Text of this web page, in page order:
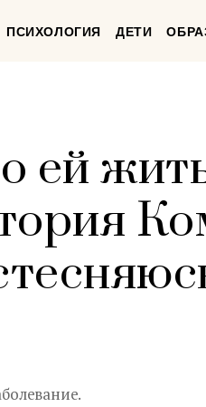
ПСИХОЛОГИЯ ДЕТИ
ей